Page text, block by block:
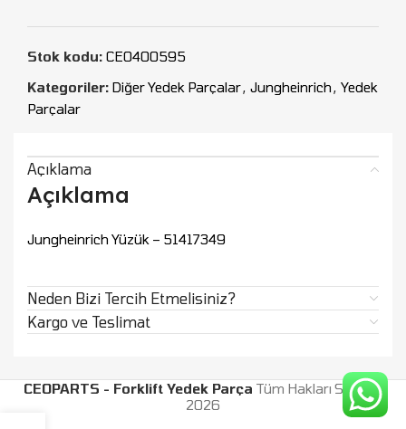
Stok kodu: CEO400595
Kategoriler: Diğer Yedek Parçalar, Jungheinrich, Yedek
Parçalar
Açıklama
Açıklama
Jungheinrich Yüzük – 51417349
Neden Bizi Tercih Etmelisiniz?
Kargo ve Teslimat
CEOPARTS - Forklift Yedek Parça Tüm Hakları Saklıdır.
2026